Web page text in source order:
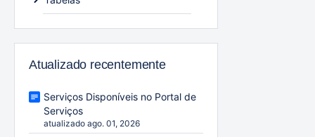
Atualizado recentemente
Serviços Disponíveis no Portal de
Serviços
atualizado ago. 01, 2026